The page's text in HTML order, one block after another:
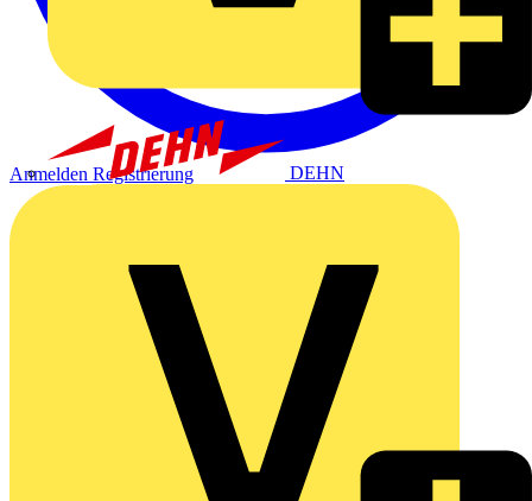
DEHN
Anmelden Registrierung